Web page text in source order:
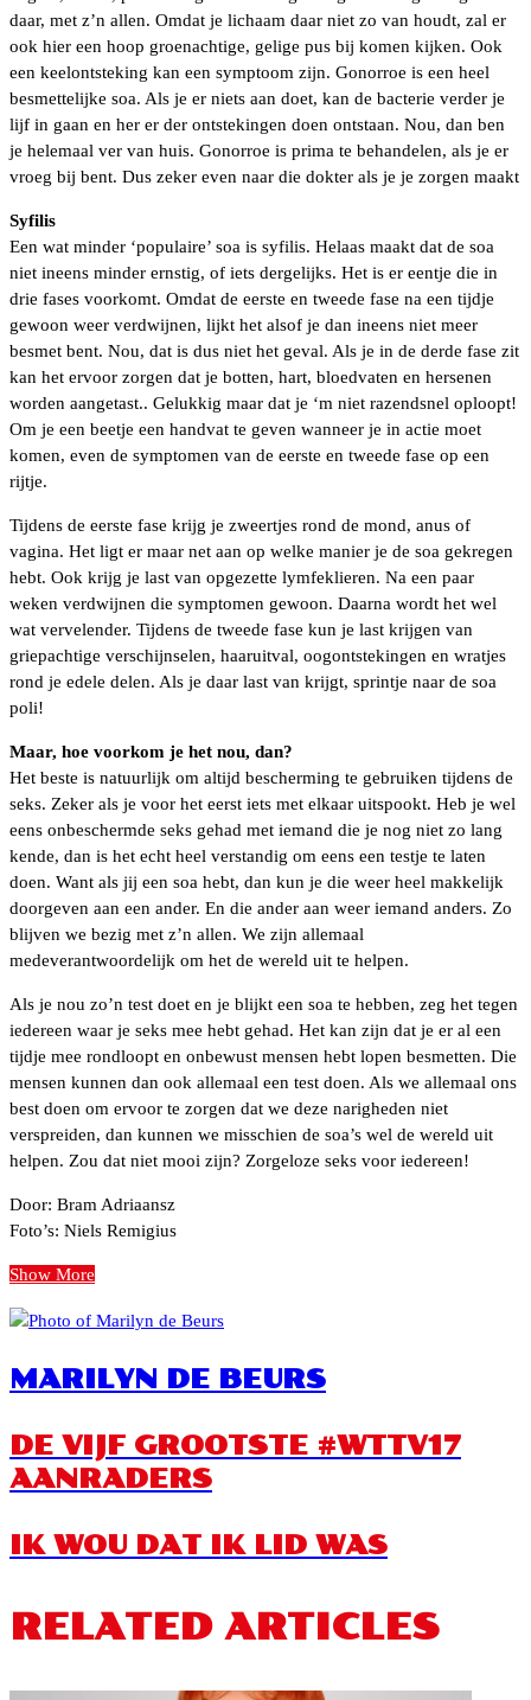
daar, met z’n allen. Omdat je lichaam daar niet zo van houdt, zal er
ook hier een hoop groenachtige, gelige pus bij komen kijken. Ook
een keelontsteking kan een symptoom zijn. Gonorroe is een heel
besmettelijke soa. Als je er niets aan doet, kan de bacterie verder je
lijf in gaan en her er der ontstekingen doen ontstaan. Nou, dan ben
je helemaal ver van huis. Gonorroe is prima te behandelen, als je er
vroeg bij bent. Dus zeker even naar die dokter als je je zorgen maakt
Syfilis
Een wat minder ‘populaire’ soa is syfilis. Helaas maakt dat de soa
niet ineens minder ernstig, of iets dergelijks. Het is er eentje die in
drie fases voorkomt. Omdat de eerste en tweede fase na een tijdje
gewoon weer verdwijnen, lijkt het alsof je dan ineens niet meer
besmet bent. Nou, dat is dus niet het geval. Als je in de derde fase zit
kan het ervoor zorgen dat je botten, hart, bloedvaten en hersenen
worden aangetast.. Gelukkig maar dat je ‘m niet razendsnel oploopt!
Om je een beetje een handvat te geven wanneer je in actie moet
komen, even de symptomen van de eerste en tweede fase op een
rijtje.
Tijdens de eerste fase krijg je zweertjes rond de mond, anus of
vagina. Het ligt er maar net aan op welke manier je de soa gekregen
hebt. Ook krijg je last van opgezette lymfeklieren. Na een paar
weken verdwijnen die symptomen gewoon. Daarna wordt het wel
wat vervelender. Tijdens de tweede fase kun je last krijgen van
griepachtige verschijnselen, haaruitval, oogontstekingen en wratjes
rond je edele delen. Als je daar last van krijgt, sprintje naar de soa
poli!
Maar, hoe voorkom je het nou, dan?
Het beste is natuurlijk om altijd bescherming te gebruiken tijdens de
seks. Zeker als je voor het eerst iets met elkaar uitspookt. Heb je wel
eens onbeschermde seks gehad met iemand die je nog niet zo lang
kende, dan is het echt heel verstandig om eens een testje te laten
doen. Want als jij een soa hebt, dan kun je die weer heel makkelijk
doorgeven aan een ander. En die ander aan weer iemand anders. Zo
blijven we bezig met z’n allen. We zijn allemaal
medeverantwoordelijk om het de wereld uit te helpen.
Als je nou zo’n test doet en je blijkt een soa te hebben, zeg het tegen
iedereen waar je seks mee hebt gehad. Het kan zijn dat je er al een
tijdje mee rondloopt en onbewust mensen hebt lopen besmetten. Die
mensen kunnen dan ook allemaal een test doen. Als we allemaal ons
best doen om ervoor te zorgen dat we deze narigheden niet
verspreiden, dan kunnen we misschien de soa’s wel de wereld uit
helpen. Zou dat niet mooi zijn? Zorgeloze seks voor iedereen!
Door: Bram Adriaansz
Foto’s: Niels Remigius
Show More
MARILYN DE BEURS
DE VIJF GROOTSTE #WTTV17
AANRADERS
IK WOU DAT IK LID WAS
RELATED ARTICLES